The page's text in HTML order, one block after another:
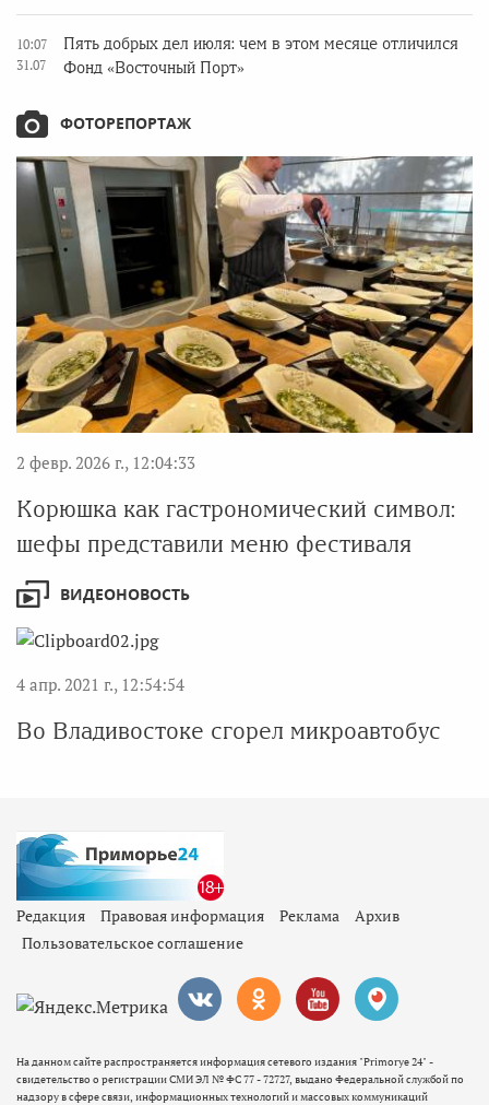
10:07
31.07
Пять добрых дел июля: чем в этом месяце отличился
Фонд «Восточный Порт»
ФОТОРЕПОРТАЖ
2 февр. 2026 г., 12:04:33
Корюшка как гастрономический символ:
шефы представили меню фестиваля
ВИДЕОНОВОСТЬ
4 апр. 2021 г., 12:54:54
Во Владивостоке сгорел микроавтобус
Редакция Правовая информация Реклама
Архив
Пользовательское соглашение
На данном сайте распространяется информация сетевого издания "Primorye 24" -
свидетельство о регистрации СМИ ЭЛ № ФС 77 - 72727, выдано Федеральной службой по
надзору в сфере связи, информационных технологий и массовых коммуникаций